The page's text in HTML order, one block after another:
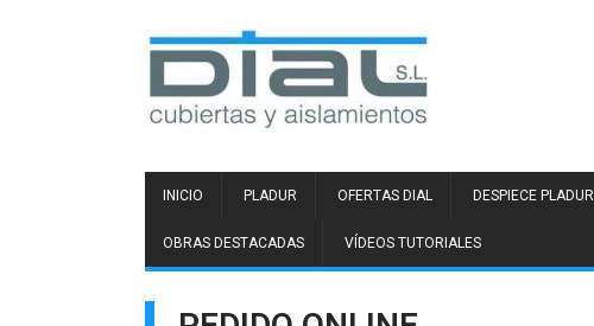
INICIO PLADUR OFERTAS DIAL DESPIECE PLADUR
OBRAS DESTACADAS VÍDEOS TUTORIALES